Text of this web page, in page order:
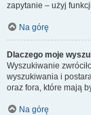
zapytanie – użyj
Na górę
Dlaczego moje
Wyszukiwanie
wyszukiwania i
oraz fora, które mają
Na górę